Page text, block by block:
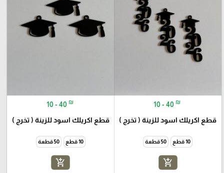
10 - 40 ₪
قطع اكريلك اسود للزينة ( تخرج )
10 قطع 50 قطعة
add_shopping_cart
10 - 40 ₪
قطع اكريلك اسود للزينة ( تخرج )
10 قطع 50 قطعة
add_shopping_cart